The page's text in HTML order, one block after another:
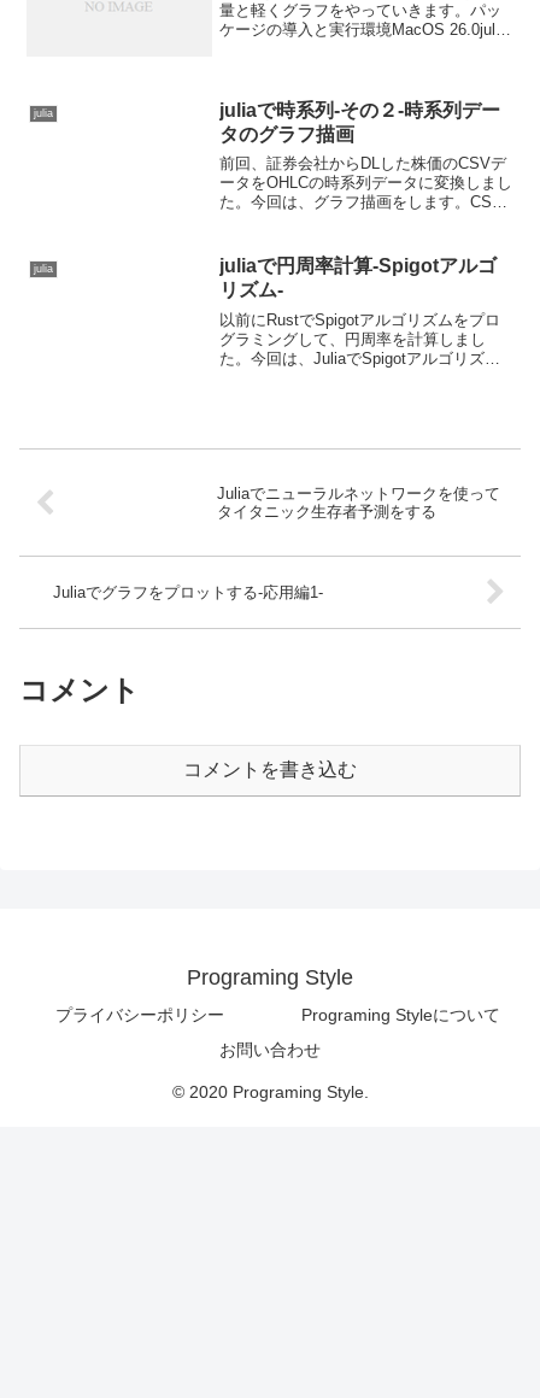
量と軽くグラフをやっていきます。パッ
ケージの導入と実行環境MacOS 26.0julia
julia
juliaで時系列-その２-時系列デー
タのグラフ描画
前回、証券会社からDLした株価のCSVデ
ータをOHLCの時系列データに変換しまし
た。今回は、グラフ描画をします。CSV
のインストール前回から追加で必要なパ
ッケージはPl...
julia
juliaで円周率計算-Spigotアルゴ
リズム-
以前にRustでSpigotアルゴリズムをプロ
グラミングして、円周率を計算しまし
た。今回は、JuliaでSpigotアルゴリズム
Juliaでニューラルネットワークを使って
タイタニック生存者予測をする
Juliaでグラフをプロットする-応用編1-
コメント
コメントを書き込む
Programing Style
プライバシーポリシー
Programing Styleについて
お問い合わせ
© 2020 Programing Style.